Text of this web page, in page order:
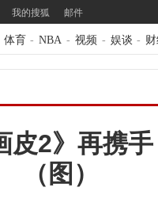
我的搜狐 邮件
体育 - NBA - 视频 - 娱谈 -
皮2》再携
（图）